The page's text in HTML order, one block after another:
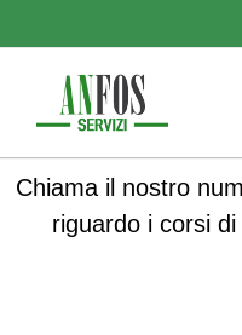
Chiama il nostro
riguardo i corsi